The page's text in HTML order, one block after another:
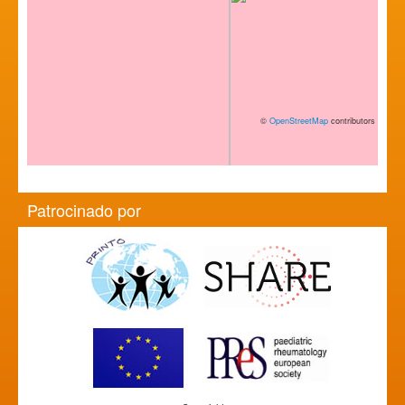
© OpenStreetMap contributors
Patrocinado por